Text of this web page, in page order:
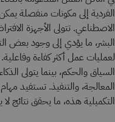
الفردية إلى مكونات منفصلة
الاصطناعي. تتولى الأجهزة
البشر، ما يؤدي إلى وجود بعض
لعمليات عمل أكثر كفاءة وفاعلية.
السياق والحكم، بينما يتولى
المعالجة، والتنفيذ. تستفيد
التكميلية هذه، ما يحقق نتائج